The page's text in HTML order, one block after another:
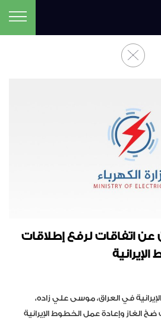
عن اتفاقات لرفع إطلاقات
في العراق، موسى علي زاده،
الغاز وإعادة عمل الخطوط الإيرانية